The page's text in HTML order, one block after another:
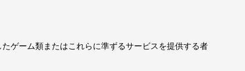
ゲーム類またはこれらに準ずるサービスを提供する者